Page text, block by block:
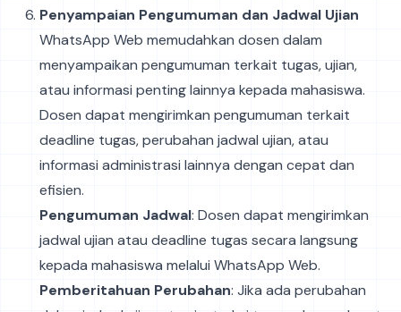
Penyampaian Pengumuman dan Jadwal Ujian
WhatsApp Web memudahkan dosen dalam
menyampaikan pengumuman terkait tugas, ujian,
atau informasi penting lainnya kepada mahasiswa.
Dosen dapat mengirimkan pengumuman terkait
deadline tugas, perubahan jadwal ujian, atau
informasi administrasi lainnya dengan cepat dan
efisien.
Pengumuman Jadwal: Dosen dapat mengirimkan
jadwal ujian atau deadline tugas secara langsung
kepada mahasiswa melalui WhatsApp Web.
Pemberitahuan Perubahan: Jika ada perubahan